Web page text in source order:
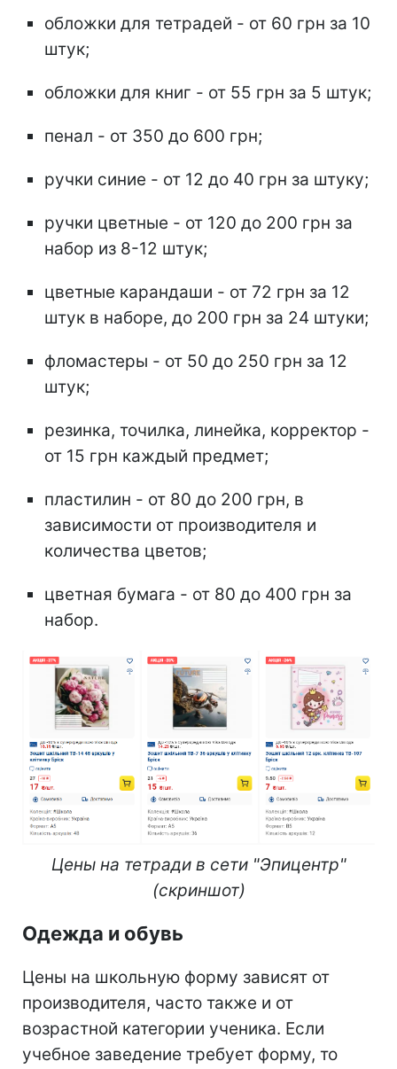
обложки для тетрадей - от 60 грн за 10
штук;
обложки для книг - от 55 грн за 5 штук;
пенал - от 350 до 600 грн;
ручки синие - от 12 до 40 грн за штуку;
ручки цветные - от 120 до 200 грн за
набор из 8-12 штук;
цветные карандаши - от 72 грн за 12
штук в наборе, до 200 грн за 24 штуки;
фломастеры - от 50 до 250 грн за 12
штук;
резинка, точилка, линейка, корректор -
от 15 грн каждый предмет;
пластилин - от 80 до 200 грн, в
зависимости от производителя и
количества цветов;
цветная бумага - от 80 до 400 грн за
набор.
Цены на тетради в сети "Эпицентр"
(скриншот)
Одежда и обувь
Цены на школьную форму зависят от
производителя, часто также и от
возрастной категории ученика. Если
учебное заведение требует форму, то